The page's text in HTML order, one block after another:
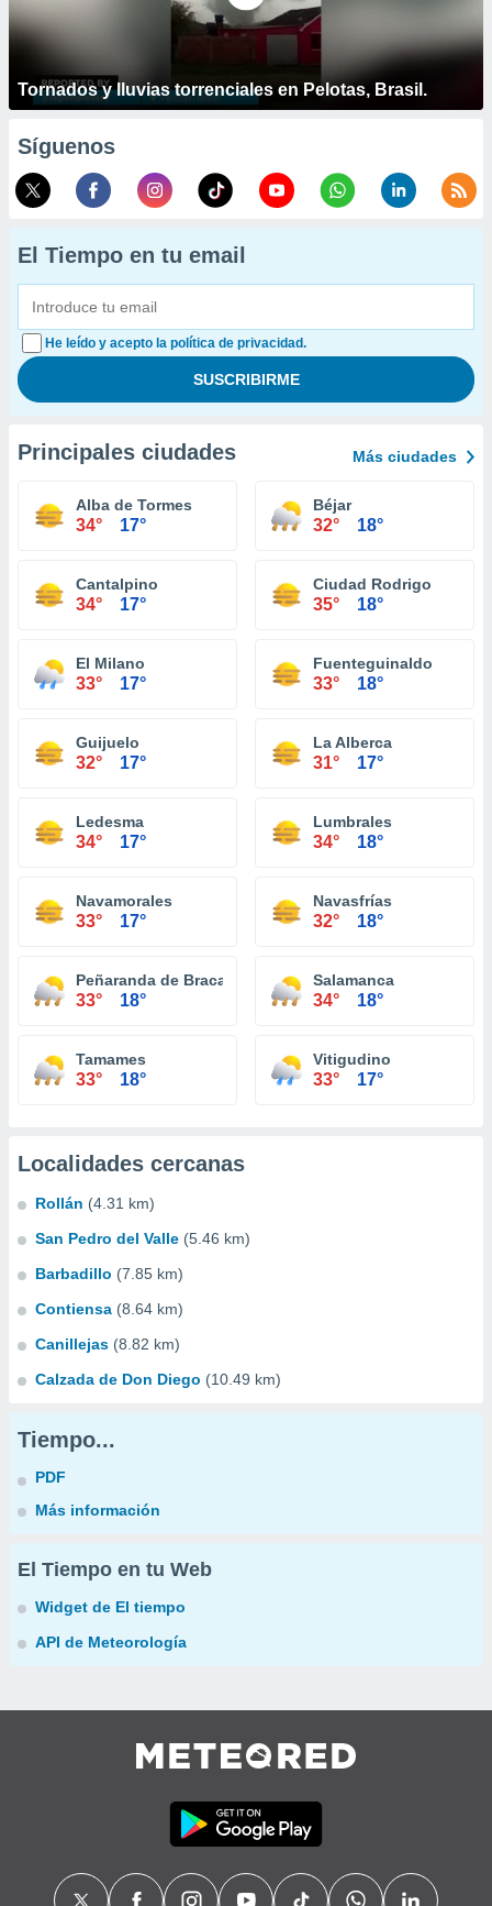
Tornados y lluvias torrenciales en Pelotas, Brasil.
Síguenos
El Tiempo en tu email
He leído y acepto la política de privacidad.
Principales ciudades Más ciudades
Alba de Tormes
34° 17°
Béjar
32° 18°
Cantalpino
34° 17°
Ciudad Rodrigo
35° 18°
El Milano
33° 17°
Fuenteguinaldo
33° 18°
Guijuelo
32° 17°
La Alberca
31° 17°
Ledesma
34° 17°
Lumbrales
34° 18°
Navamorales
33° 17°
Navasfrías
32° 18°
Peñaranda de Bracamonte
33° 18°
Salamanca
34° 18°
Tamames
33° 18°
Vitigudino
33° 17°
Localidades cercanas
Rollán (4.31 km)
San Pedro del Valle (5.46 km)
Barbadillo (7.85 km)
Contiensa (8.64 km)
Canillejas (8.82 km)
Calzada de Don Diego (10.49 km)
Tiempo...
PDF
Más información
El Tiempo en tu Web
Widget de El tiempo
API de Meteorología